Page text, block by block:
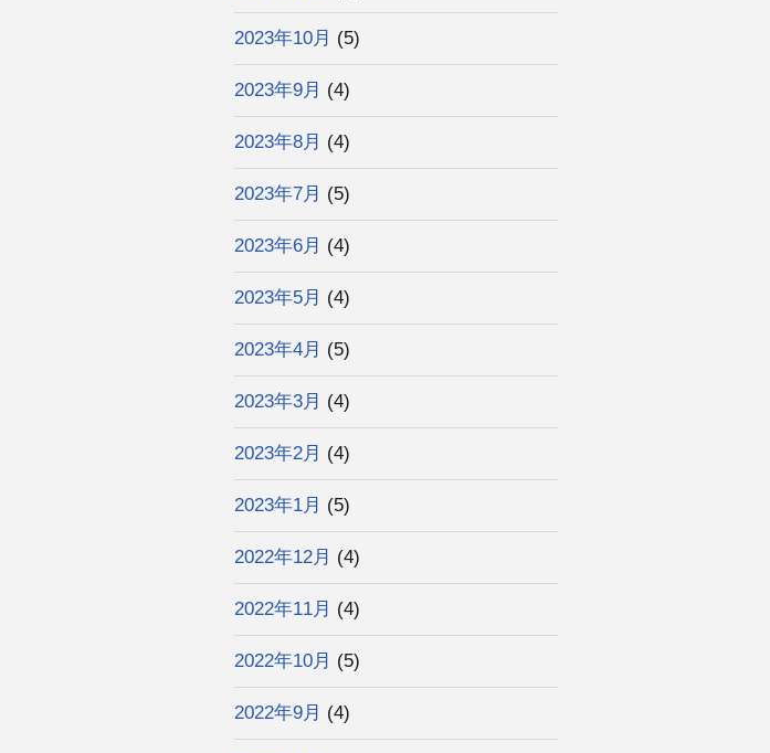
2023年10月 (5)
2023年9月 (4)
2023年8月 (4)
2023年7月 (5)
2023年6月 (4)
2023年5月 (4)
2023年4月 (5)
2023年3月 (4)
2023年2月 (4)
2023年1月 (5)
2022年12月 (4)
2022年11月 (4)
2022年10月 (5)
2022年9月 (4)